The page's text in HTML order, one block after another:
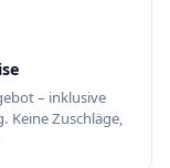
– inklusive
Zuschläge,